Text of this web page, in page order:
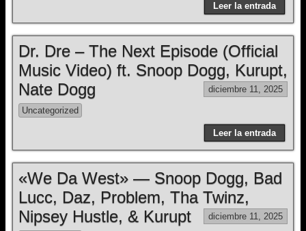
Leer la entrada
Dr. Dre – The Next Episode (Official
Music Video) ft. Snoop Dogg, Kurupt,
Nate Dogg
diciembre 11, 2025
Uncategorized
Leer la entrada
«We Da West» — Snoop Dogg, Bad
Lucc, Daz, Problem, Tha Twinz,
Nipsey Hustle, & Kurupt
diciembre 11, 2025